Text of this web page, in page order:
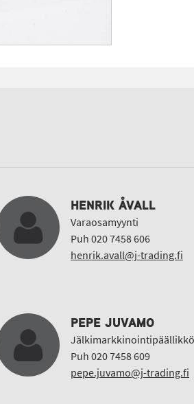
HENRIK ÅVALL
Varaosamyynti
Puh 020 7458 606
henrik.avall@j-trading.fi
PEPE JUVAMO
Jälkimarkkinointipäällikkö
Puh 020 7458 609
pepe.juvamo@j-trading.fi